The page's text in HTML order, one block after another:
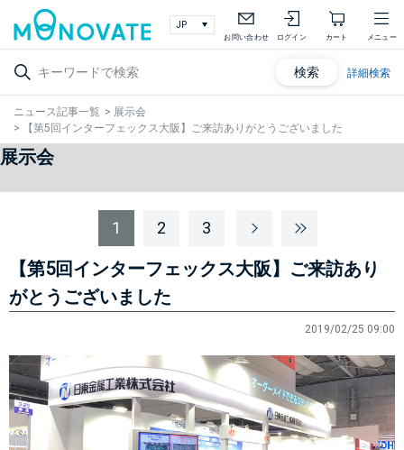
お問い合わせ ログイン カート メニュー
検索 詳細検索
ニュース記事一覧 > 展示会
>
【第5回インターフェックス大阪】ご来訪ありがとうございました
展示会
1 2 3
【第5回インターフェックス大阪】ご来訪あり
がとうございました
2019/02/25 09:00